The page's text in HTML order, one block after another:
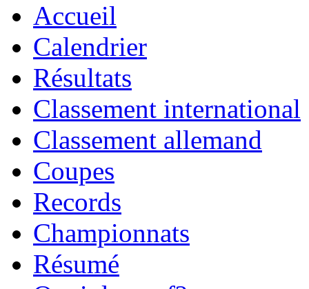
Accueil
Calendrier
Résultats
Classement international
Classement allemand
Coupes
Records
Championnats
Résumé